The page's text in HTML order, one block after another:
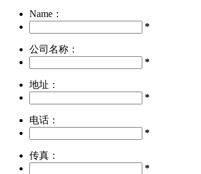
Name：
*
公司名称：
*
地址：
*
电话：
*
传真：
*